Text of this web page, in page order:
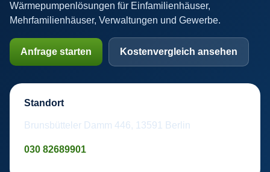
Wärmepumpenlösungen für Einfamilienhäuser,
Mehrfamilienhäuser, Verwaltungen und Gewerbe.
Anfrage starten Kostenvergleich ansehen
Standort
Brunsbütteler Damm 446, 13591 Berlin
030 82689901